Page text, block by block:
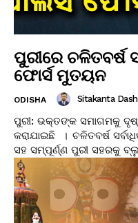
ପୁରୀରେ ଚଳିତବର୍ଷ
ଫୋର୍ସ ମୁତୟନ
ODISHA Sitakanta Dash
ପୁରୀ: ଭକ୍ତଙ୍କ ସମାଗମକୁ
କରାଯାଇଛି । ଚଳିତବର୍ଷ
ସହ ସମ୍ପୂର୍ଣ୍ଣ ପୁରୀ ସହରକୁ